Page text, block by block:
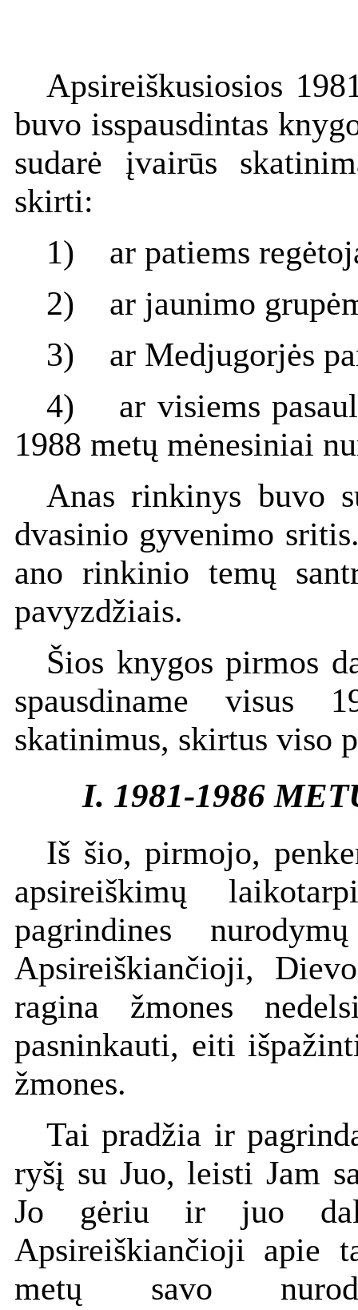
Apsireiškusiosios
buvo isspausdintas
sudarė įvairūs
skirti:
1) ar patiems
2) ar jaunimo
3) ar Medjugorjės
4) ar visiems
1988 metų mėnesiniai
Anas rinkinys buvo
dvasinio gyvenimo
ano rinkinio temų
pavyzdžiais.
Šios knygos pirmos
spausdiname visus
skatinimus, skirtus viso
I. 1981-1986
Iš šio, pirmojo,
apsireiškimų
pagrindines
Apsireiškiančioji,
ragina žmones
pasninkauti, eiti
žmones.
Tai pradžia ir
ryšį su Juo, leisti Jam
Jo gėriu ir juo
Apsireiškiančioji apie
metų savo